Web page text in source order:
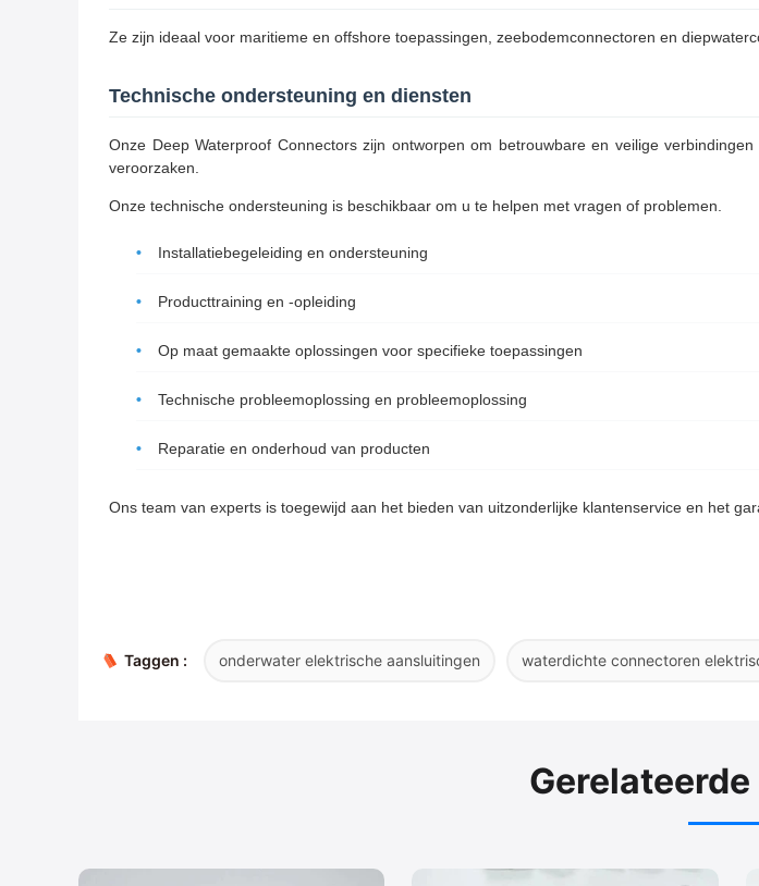
Ze zijn ideaal voor maritieme en offshore toepassingen, zeebodemconnectoren en
Technische ondersteuning en diensten
Onze Deep Waterproof Connectors zijn ontworpen om betrouwbare en veilige
veroorzaken.
Onze technische ondersteuning is beschikbaar om u te helpen met vragen of problemen.
Installatiebegeleiding en ondersteuning
Producttraining en -opleiding
Op maat gemaakte oplossingen voor specifieke toepassingen
Technische probleemoplossing en probleemoplossing
Reparatie en onderhoud van producten
Ons team van experts is toegewijd aan het bieden van uitzonderlijke klantenservice en het
Taggen : onderwater elektrische aansluitingen waterdichte connectoren